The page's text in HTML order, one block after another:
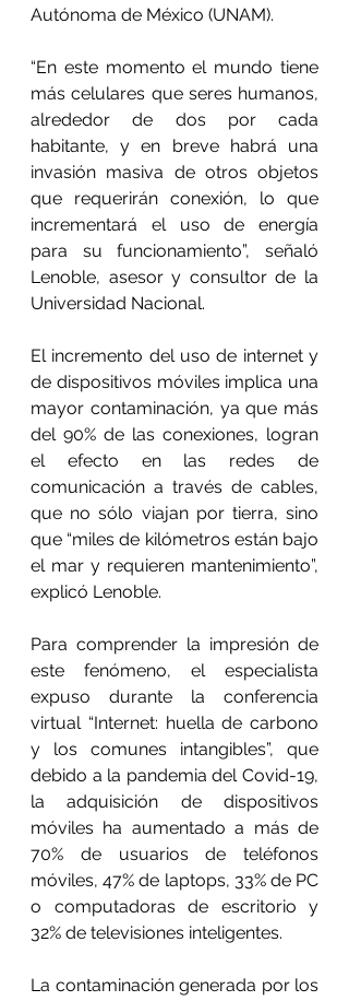
Autónoma de México (UNAM).
“En este momento el mundo tiene
más celulares que seres humanos,
alrededor de dos por cada
habitante, y en breve habrá una
invasión masiva de otros objetos
que requerirán conexión, lo que
incrementará el uso de energía
para su funcionamiento”, señaló
Lenoble, asesor y consultor de la
Universidad Nacional.
El incremento del uso de internet y
de dispositivos móviles implica una
mayor contaminación, ya que más
del 90% de las conexiones, logran
el efecto en las redes de
comunicación a través de cables,
que no sólo viajan por tierra, sino
que “miles de kilómetros están bajo
el mar y requieren mantenimiento”,
explicó Lenoble.
Para comprender la impresión de
este fenómeno, el especialista
expuso durante la conferencia
virtual “Internet: huella de carbono
y los comunes intangibles”, que
debido a la pandemia del Covid-19,
la adquisición de dispositivos
móviles ha aumentado a más de
70% de usuarios de teléfonos
móviles, 47% de laptops, 33% de PC
o computadoras de escritorio y
32% de televisiones inteligentes.
La contaminación generada por los